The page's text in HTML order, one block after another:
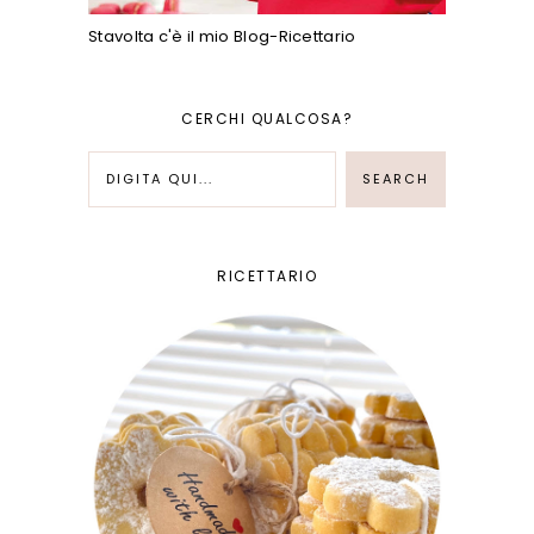
Stavolta c'è il mio Blog-Ricettario
CERCHI QUALCOSA?
RICETTARIO